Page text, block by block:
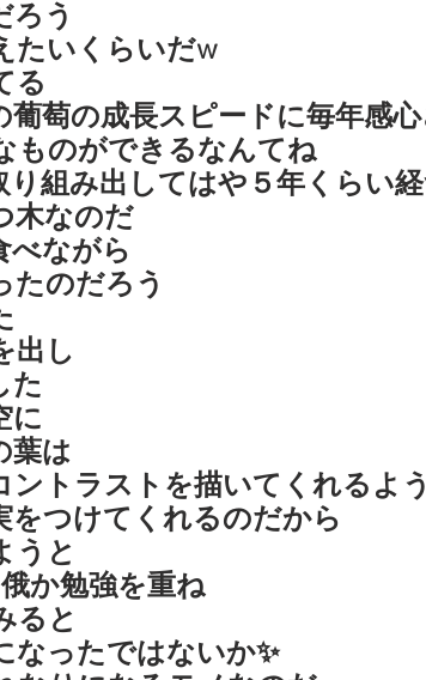
ろう
たいくらいだw
る
葡萄の成長スピードに毎年感
ものができるなんてね
り組み出してはや５年くらい
木なのだ
べながら
たのだろう
出し
た
に
葉は
ントラストを描いてくれるよ
をつけてくれるのだから
うと
か勉強を重ね
ると
なったではないか✨